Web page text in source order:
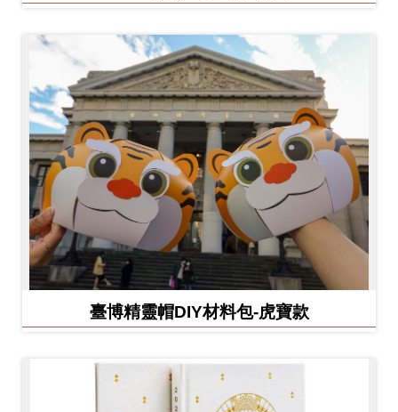
臺博精靈帽DIY材料包-虎寶款